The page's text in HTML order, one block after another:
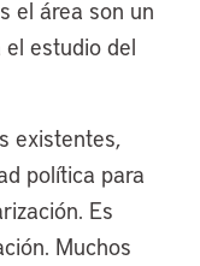
el área son un
estudio del
existentes,
política para
Es
Muchos